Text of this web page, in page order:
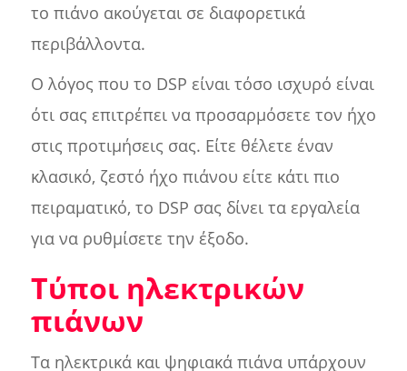
το πιάνο ακούγεται σε διαφορετικά
περιβάλλοντα.
Ο λόγος που το DSP είναι τόσο ισχυρό είναι
ότι σας επιτρέπει να προσαρμόσετε τον ήχο
στις προτιμήσεις σας. Είτε θέλετε έναν
κλασικό, ζεστό ήχο πιάνου είτε κάτι πιο
πειραματικό, το DSP σας δίνει τα εργαλεία
για να ρυθμίσετε την έξοδο.
Τύποι ηλεκτρικών
πιάνων
Τα ηλεκτρικά και ψηφιακά πιάνα υπάρχουν